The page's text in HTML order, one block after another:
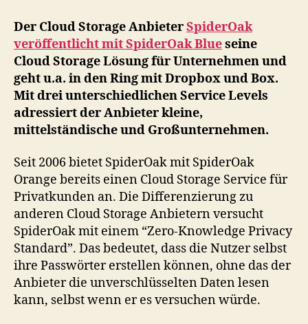
Der Cloud Storage AnbieterSpiderOak
veröffentlicht mit SpiderOak Blueseine
Cloud Storage Lösung für Unternehmen und
geht u.a. in den Ring mit Dropbox und Box.
Mit drei unterschiedlichen Service Levels
adressiert der Anbieter kleine,
mittelständische und Großunternehmen.
Seit 2006 bietet SpiderOak mit SpiderOak
Orange bereits einen Cloud Storage Service für
Privatkunden an. Die Differenzierung zu
anderen Cloud Storage Anbietern versucht
SpiderOak mit einem “Zero-Knowledge Privacy
Standard”. Das bedeutet, dass die Nutzer selbst
ihre Passwörter erstellen können, ohne das der
Anbieter die unverschlüsselten Daten lesen
kann, selbst wenn er es versuchen würde.